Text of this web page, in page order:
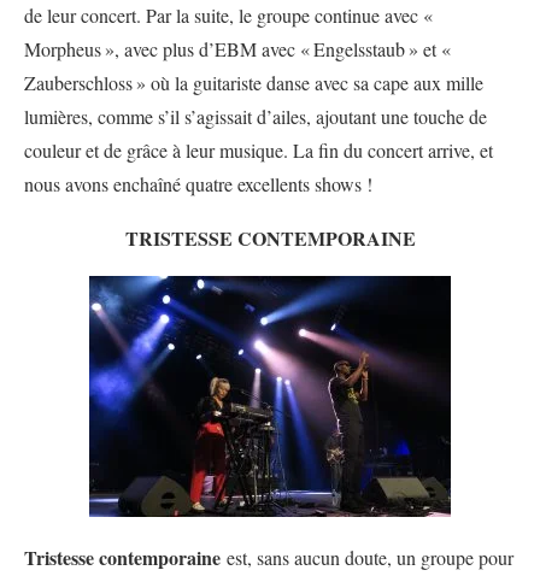
de leur concert. Par la suite, le groupe continue avec «
Morpheus», avec plus d’EBM avec «Engelsstaub» et «
Zauberschloss» où la guitariste danse avec sa cape aux mille
lumières, comme s’il s’agissait d’ailes, ajoutant une touche de
couleur et de grâce à leur musique. La fin du concert arrive, et
nous avons enchaîné quatre excellents shows !
TRISTESSE CONTEMPORAINE
Tristesse contemporaine est, sans aucun doute, un groupe pour